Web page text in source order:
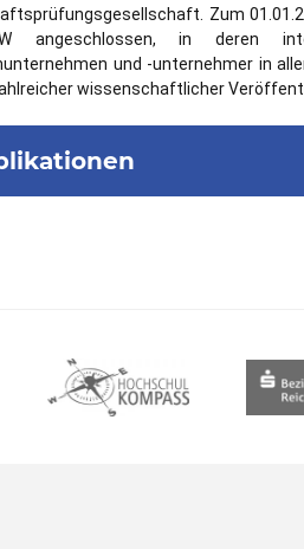
Zum
angeschlossen, in deren
und -unternehmer in
wissenschaftlicher